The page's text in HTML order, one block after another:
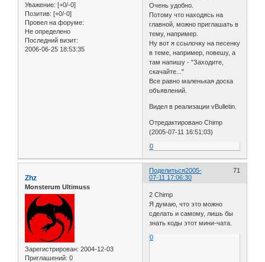
Уважение: [+0/-0]
Позитив: [+0/-0]
Провел на форуме:
Не определено
Последний визит:
2006-06-25 18:53:35
Очень удобно.
Потому что находясь на
главной, можно приглашать в
тему, например.
Ну вот я ссылочку на песенку
в теме, например, повешу, а
там напишу - "Заходите,
скачайте..."
Все равно маленькая доска
объявлений.
Видел в реализации vBulletin.
Отредактировано Chimp
(2005-07-11 16:51:03)
0
Поделиться 71
2005-
07-11 17:06:30
Zhz
Monsterum Ultimuss
Зарегистрирован: 2004-12-03
Приглашений: 0
2 Chimp
Я думаю, что это можно
сделать и самому, лишь бы
знать коды этот мини-чата.
0